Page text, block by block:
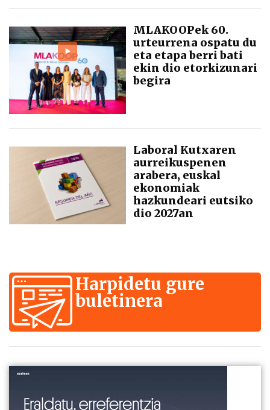
MLAKOOPek 60.
urteurrena ospatu du
eta etapa berri bati
ekin dio etorkizunari
begira
Laboral Kutxaren
aurreikuspenen
arabera, euskal
ekonomiak
hazkundeari eutsiko
dio 2027an
Harpidetu gure
buletinera